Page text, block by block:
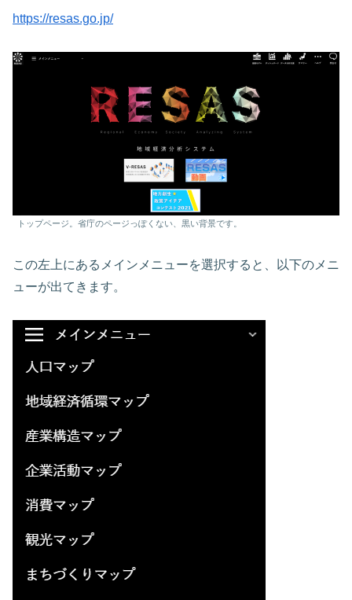
https://resas.go.jp/
トップページ。省庁のページっぽくない、黒い背景です。
この左上にあるメインメニューを選択すると、以下のメニ
ューが出てきます。